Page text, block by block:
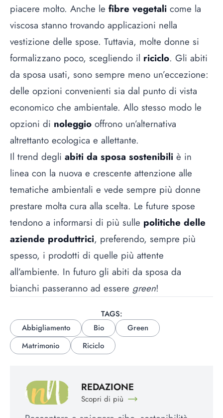
piacere molto. Anche le fibre vegetali come la
viscosa stanno trovando applicazioni nella
vestizione delle spose. Tuttavia, molte donne si
formalizzano poco, scegliendo il riciclo. Gli abiti
da sposa usati, sono sempre meno un’eccezione:
delle opzioni convenienti sia dal punto di vista
economico che ambientale. Allo stesso modo le
opzioni di noleggio offrono un’alternativa
altrettanto ecologica e allettante.
Il trend degli abiti da sposa sostenibili è in
linea con la nuova e crescente attenzione alle
tematiche ambientali e vede sempre più donne
prestare molta cura alla scelta. Le future spose
tendono a informarsi di più sulle politiche delle
aziende produttrici, preferendo, sempre più
spesso, i prodotti di quelle più attente
all’ambiente. In futuro gli abiti da sposa da
bianchi passeranno ad essere green!
TAGS:
Abbigliamento
Bio
Green
Matrimonio
Riciclo
REDAZIONE
Scopri di più